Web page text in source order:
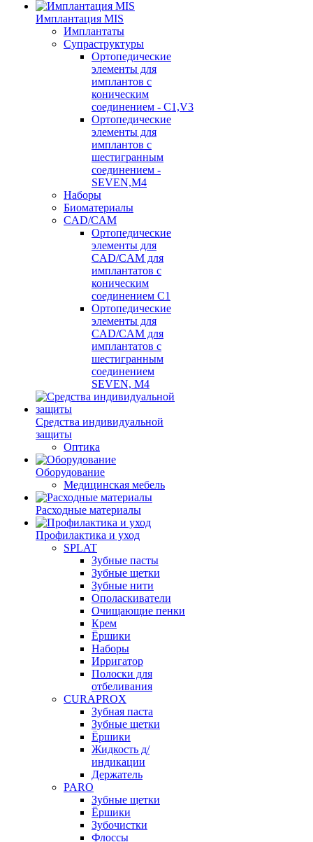
Имплантация MIS
Имплантаты
Супраструктуры
Ортопедические
элементы для
имплантов с
коническим
соединением - C1,V3
Ортопедические
элементы для
имплантов с
шестигранным
соединением -
SEVEN,M4
Наборы
Биоматериалы
CAD/CAM
Ортопедические
элементы для
CAD/CAM для
имплантатов с
коническим
соединением С1
Ортопедические
элементы для
CAD/CAM для
имплантатов с
шестигранным
соединением
SEVEN, М4
Средства индивидуальной
защиты
Оптика
Оборудование
Медицинская мебель
Расходные материалы
Профилактика и уход
SPLAT
Зубные пасты
Зубные щетки
Зубные нити
Ополаскиватели
Очищающие пенки
Крем
Ёршики
Наборы
Ирригатор
Полоски для
отбеливания
CURAPROX
Зубная паста
Зубные щетки
Ёршики
Жидкость д/
индикации
Держатель
PARO
Зубные щетки
Ёршики
Зубочистки
Флоссы